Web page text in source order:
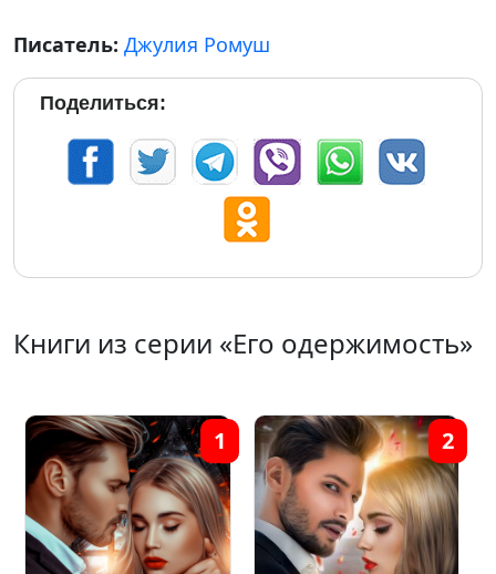
Писатель: Джулия Ромуш
Поделиться:
Книги из серии «Его одержимость»
1 2